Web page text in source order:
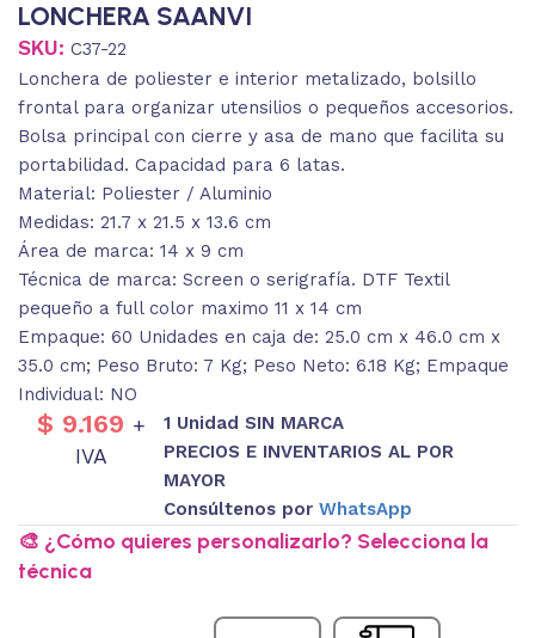
LONCHERA SAANVI
SKU: C37-22
Lonchera de poliester e interior metalizado, bolsillo
frontal para organizar utensilios o pequeños accesorios.
Bolsa principal con cierre y asa de mano que facilita su
portabilidad. Capacidad para 6 latas.
Material: Poliester / Aluminio
Medidas: 21.7 x 21.5 x 13.6 cm
Área de marca: 14 x 9 cm
Técnica de marca: Screen o serigrafía. DTF Textil
pequeño a full color maximo 11 x 14 cm
Empaque: 60 Unidades en caja de: 25.0 cm x 46.0 cm x
35.0 cm; Peso Bruto: 7 Kg; Peso Neto: 6.18 Kg; Empaque
Individual: NO
$ 9.169 +
IVA
1 Unidad SIN MARCA
PRECIOS E INVENTARIOS AL POR
MAYOR
Consúltenos porWhatsApp
🎨 ¿Cómo quieres personalizarlo? Selecciona la
técnica